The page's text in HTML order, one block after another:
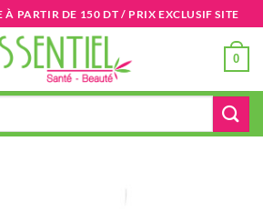
PARTIR DE 150 DT / PRIX EXCLUSIF SITE
0